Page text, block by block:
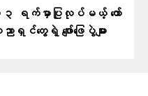
ရက်မှာပြုလုပ်မယ့် တော်
တွေရဲ့ ဖျော်ဖြေပွဲများ